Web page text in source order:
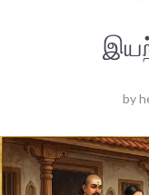
by